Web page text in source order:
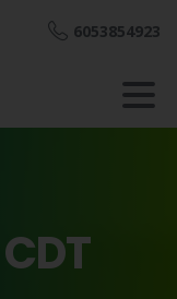
6053854923
CDT